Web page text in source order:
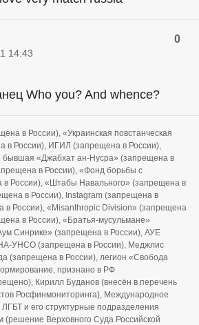
0
14:43
Who you? And whence?
в России), «Украинская повстанческая
в России), ИГИЛ (запрещена в России),
«Джабхат ан-Нусра» (запрещена в
в России), «Фонд борьбы с
в России), «Штабы Навального» (запрещена в
в России), Instagram (запрещена в
в России), «Misanthropic Division» (запрещена
в России), «Братья-мусульмане»
Синрике» (запрещена в России), АУЕ
УНСО (запрещена в России), Меджлис
(запрещена в России), легион «Свобода
признано в РФ
Кирилл Буданов (внесён в перечень
Росфинмониторинга), Международное
и его структурные подразделения
(решение Верховного Суда Российской